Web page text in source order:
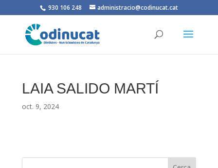
930 106 248 administracio@codinucat.cat
LAIA SALIDO MARTÍ
oct. 9, 2024